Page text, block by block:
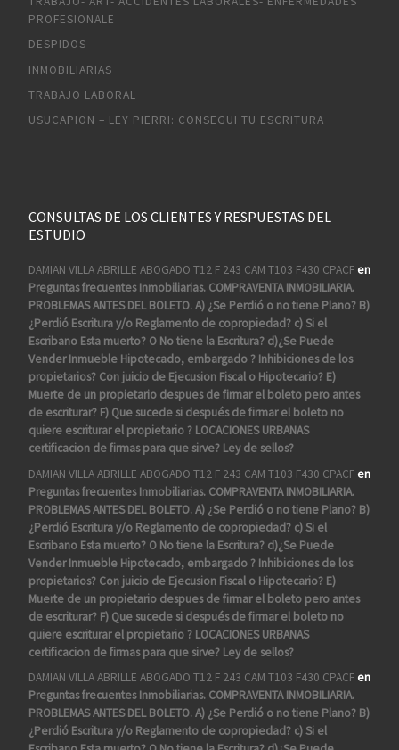
PROFESIONALE
DESPIDOS
INMOBILIARIAS
TRABAJO LABORAL
USUCAPION – LEY PIERRI: CONSEGUI TU ESCRITURA
CONSULTAS DE LOS CLIENTES Y RESPUESTAS DEL
ESTUDIO
DAMIAN VILLA ABRILLE ABOGADO T12 F 243 CAM T103 F430 CPACFen
Preguntas frecuentes Inmobiliarias. COMPRAVENTA INMOBILIARIA.
PROBLEMAS ANTES DEL BOLETO. A) ¿Se Perdió o no tiene Plano? B)
¿Perdió Escritura y/o Reglamento de copropiedad? c) Si el
Escribano Esta muerto? O No tiene la Escritura? d)¿Se Puede
Vender Inmueble Hipotecado, embargado ? Inhibiciones de los
propietarios? Con juicio de Ejecusion Fiscal o Hipotecario? E)
Muerte de un propietario despues de firmar el boleto pero antes
de escriturar? F) Que sucede si después de firmar el boleto no
quiere escriturar el propietario ? LOCACIONES URBANAS
certificacion de firmas para que sirve? Ley de sellos?
DAMIAN VILLA ABRILLE ABOGADO T12 F 243 CAM T103 F430 CPACFen
Preguntas frecuentes Inmobiliarias. COMPRAVENTA INMOBILIARIA.
PROBLEMAS ANTES DEL BOLETO. A) ¿Se Perdió o no tiene Plano? B)
¿Perdió Escritura y/o Reglamento de copropiedad? c) Si el
Escribano Esta muerto? O No tiene la Escritura? d)¿Se Puede
Vender Inmueble Hipotecado, embargado ? Inhibiciones de los
propietarios? Con juicio de Ejecusion Fiscal o Hipotecario? E)
Muerte de un propietario despues de firmar el boleto pero antes
de escriturar? F) Que sucede si después de firmar el boleto no
quiere escriturar el propietario ? LOCACIONES URBANAS
certificacion de firmas para que sirve? Ley de sellos?
DAMIAN VILLA ABRILLE ABOGADO T12 F 243 CAM T103 F430 CPACFen
Preguntas frecuentes Inmobiliarias. COMPRAVENTA INMOBILIARIA.
PROBLEMAS ANTES DEL BOLETO. A) ¿Se Perdió o no tiene Plano? B)
¿Perdió Escritura y/o Reglamento de copropiedad? c) Si el